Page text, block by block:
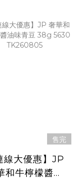
售完
線大優惠】JP
和牛檸檬醬油